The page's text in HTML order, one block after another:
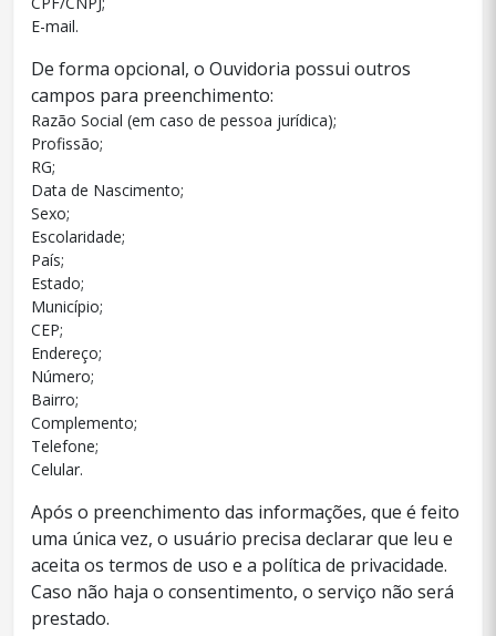
E-mail.
De forma opcional, o Ouvidoria possui outros
campos para preenchimento:
Razão Social (em caso de pessoa jurídica);
Profissão;
RG;
Data de Nascimento;
Sexo;
Escolaridade;
País;
Estado;
Município;
CEP;
Endereço;
Número;
Bairro;
Complemento;
Telefone;
Celular.
Após o preenchimento das informações, que é feito
uma única vez, o usuário precisa declarar que leu e
aceita os termos de uso e a política de privacidade.
Caso não haja o consentimento, o serviço não será
prestado.